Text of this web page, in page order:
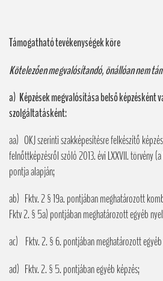
Támogatható tevékenységek köre
Kötelezően megvalósítandó, önállóan nem
a) Képzések megvalósítása belső képzésként
szolgáltatásként:
aa) OKJ szerinti szakképesítésre felkészítő
felnőttképzésről szóló 2013. évi LXXVII. törvény
pontja alapján;
ab) Fktv. 2 § 19a. pontjában meghatározott
Fktv 2. § 5a) pontjában meghatározott egyéb
ac) Fktv. 2. § 6. pontjában meghatározott egyéb
ad) Fktv. 2. § 5. pontjában egyéb képzés;